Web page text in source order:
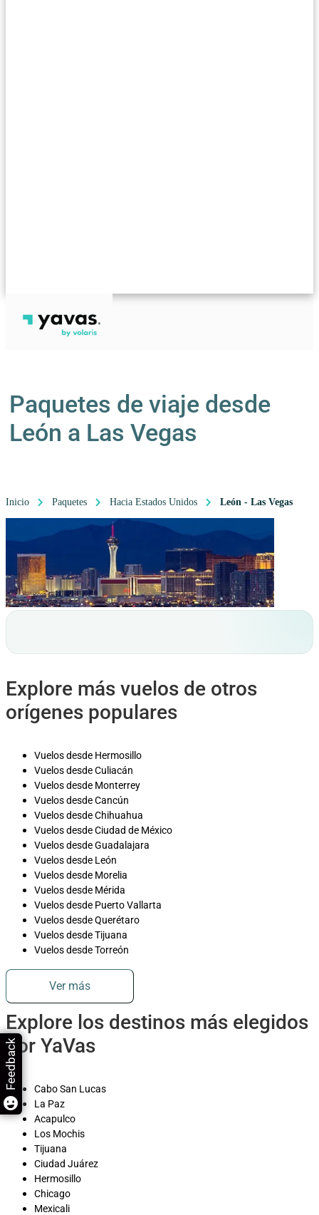
Paquetes de viaje desde
León a Las Vegas
Inicio Paquetes Hacia Estados Unidos León - Las Vegas
Explore más vuelos de otros
orígenes populares
Vuelos desde Hermosillo
Vuelos desde Culiacán
Vuelos desde Monterrey
Vuelos desde Cancún
Vuelos desde Chihuahua
Vuelos desde Ciudad de México
Vuelos desde Guadalajara
Vuelos desde León
Vuelos desde Morelia
Vuelos desde Mérida
Vuelos desde Puerto Vallarta
Vuelos desde Querétaro
Vuelos desde Tijuana
Vuelos desde Torreón
Ver más
Explore los destinos más elegidos
por YaVas
Cabo San Lucas
La Paz
Acapulco
Los Mochis
Tijuana
Ciudad Juárez
Hermosillo
Chicago
Mexicali
Feedback